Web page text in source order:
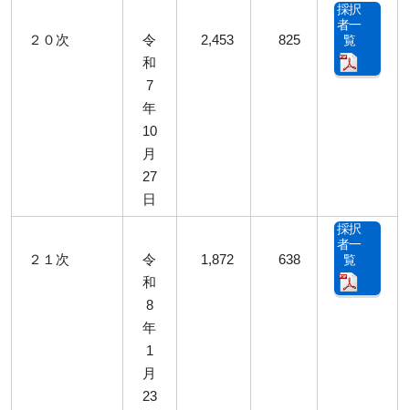
２０次
令
和
7
年
10
月
27
日
2,453 825
採択
者一
覧
２１次
令
和
8
年
1
月
23
1,872 638
採択
者一
覧